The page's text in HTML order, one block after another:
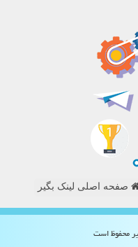
صفحه اصلی لینک بگیر